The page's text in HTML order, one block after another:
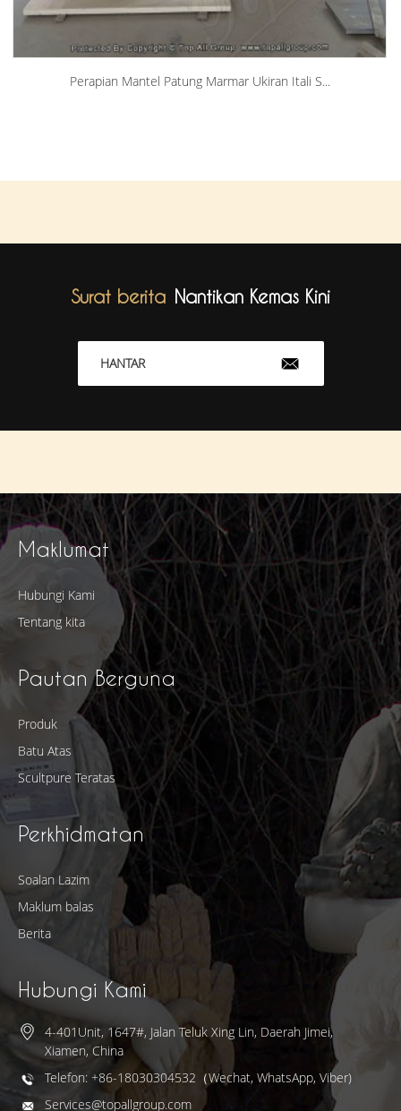
Perapian Mantel Patung Marmar Ukiran Itali S...
Surat berita Nantikan Kemas Kini
HANTAR
Maklumat
Hubungi Kami
Tentang kita
Pautan Berguna
Produk
Batu Atas
Scultpure Teratas
Perkhidmatan
Soalan Lazim
Maklum balas
Berita
Hubungi Kami
4-401Unit, 1647#, Jalan Teluk Xing Lin, Daerah Jimei,
Xiamen, China
Telefon: +86-18030304532（Wechat, WhatsApp, Viber)
Services@topallgroup.com